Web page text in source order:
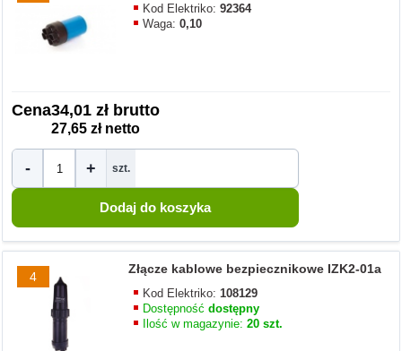
Kod Elektriko:92364
Waga:0,10
Cena34,01 zł brutto
27,65 zł netto
- + szt.
4
Złącze kablowe bezpiecznikowe IZK2‑01a
Kod Elektriko:108129
Dostępnośćdostępny
Ilość w magazynie:20 szt.